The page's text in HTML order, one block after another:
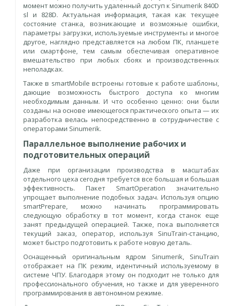
момент можно получить удаленный доступ к Sinumerik 840D
sl и 828D. Актуальная информация, такая как текущее
состояние станка, возникающие и возможные ошибки,
параметры загрузки, используемые инструменты и многое
другое, наглядно представляется на любом ПК, планшете
или смартфоне, тем самым обеспечивая оперативное
вмешательство при любых сбоях и производственных
неполадках.
Также в smartMobile встроены готовые к работе шаблоны,
дающие возможность быстрого доступа ко многим
необходимым данным. И что особенно ценно: они были
созданы на основе имеющегося практического опыта — их
разработка велась непосредственно в сотрудничестве с
операторами Sinumerik.
Параллельное выполнение рабочих и
подготовительных операций
Даже при организации производства в масштабах
отдельного цеха сегодня требуется все большая и большая
эффективность. Пакет SmartOperation значительно
упрощает выполнение подобных задач. Используя опцию
smartPrepare, можно начинать программировать
следующую обработку в тот момент, когда станок еще
занят предыдущей операцией. Также, пока выполняется
текущий заказ, оператор, используя SinuTrain-станцию,
может быстро подготовить к работе новую деталь.
Оснащенный оригинальным ядром Sinumerik, SinuTrain
отображает на ПК режим, идентичный используемому в
системе ЧПУ. Благодаря этому он подходит не только для
профессионального обучения, но также и для уверенного
программирования в автономном режиме.